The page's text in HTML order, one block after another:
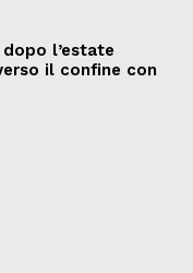
l’estate
il confine con